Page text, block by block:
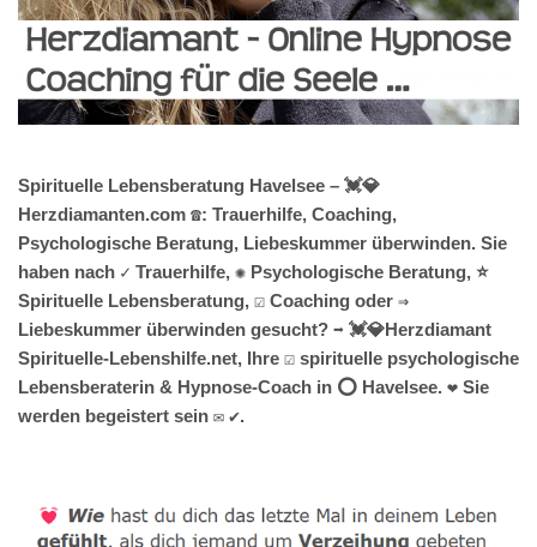
Spirituelle Lebensberatung Havelsee – 💓️💎
Herzdiamanten.com ☎️: Trauerhilfe, Coaching,
Psychologische Beratung, Liebeskummer überwinden. Sie
haben nach ✓ Trauerhilfe, ✺ Psychologische Beratung, ⭐
Spirituelle Lebensberatung, ☑️ Coaching oder ⇒
Liebeskummer überwinden gesucht? ➡️ 💓️💎Herzdiamant
Spirituelle-Lebenshilfe.net, Ihre ☑️ spirituelle psychologische
Lebensberaterin & Hypnose-Coach in ⭕ Havelsee. ❤ Sie
werden begeistert sein ✉ ✔.